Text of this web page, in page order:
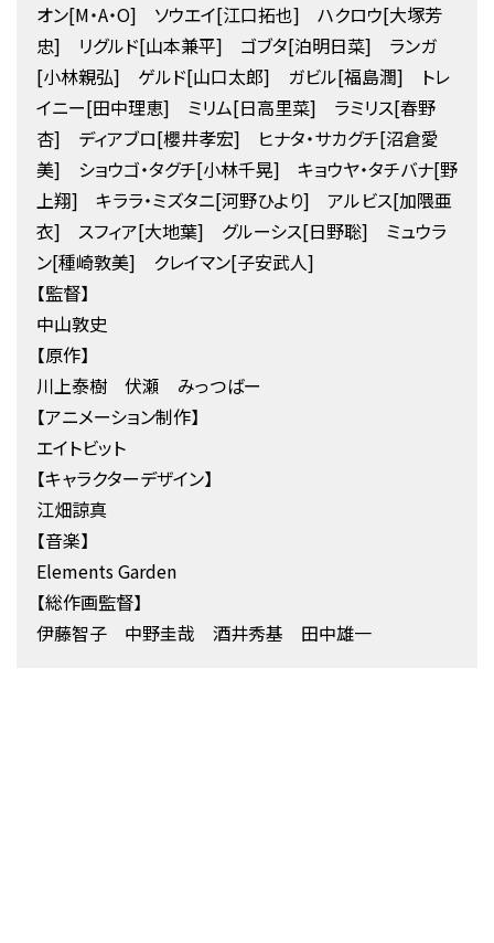
オン[M・A・O] ソウエイ[江口拓也] ハクロウ[大塚芳
忠] リグルド[山本兼平] ゴブタ[泊明日菜] ランガ
[小林親弘] ゲルド[山口太郎] ガビル[福島潤] トレ
イニー[田中理恵] ミリム[日高里菜] ラミリス[春野
杏] ディアブロ[櫻井孝宏] ヒナタ・サカグチ[沼倉愛
美] ショウゴ・タグチ[小林千晃] キョウヤ・タチバナ[野
上翔] キララ・ミズタニ[河野ひより] アルビス[加隈亜
衣] スフィア[大地葉] グルーシス[日野聡] ミュウラ
ン[種崎敦美] クレイマン[子安武人]
【監督】
中山敦史
【原作】
川上泰樹 伏瀬 みっつばー
【アニメーション制作】
エイトビット
【キャラクターデザイン】
江畑諒真
【音楽】
Elements Garden
【総作画監督】
伊藤智子 中野圭哉 酒井秀基 田中雄一